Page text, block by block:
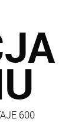
600